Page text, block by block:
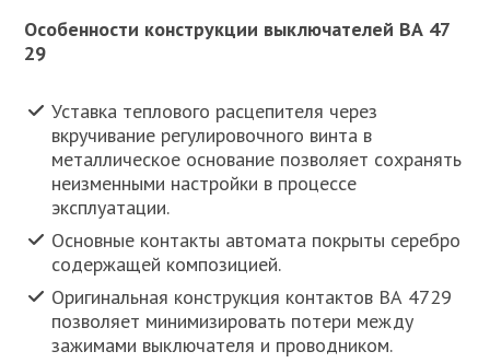
Особенности конструкции выключателей ВА 47
29
Уставка теплового расцепителя через
вкручивание регулировочного винта в
металлическое основание позволяет сохранять
неизменными настройки в процессе
эксплуатации.
Основные контакты автомата покрыты серебро
содержащей композицией.
Оригинальная конструкция контактов ВА 4729
позволяет минимизировать потери между
зажимами выключателя и проводником.